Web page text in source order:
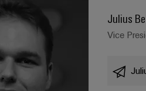
Julius
Vice